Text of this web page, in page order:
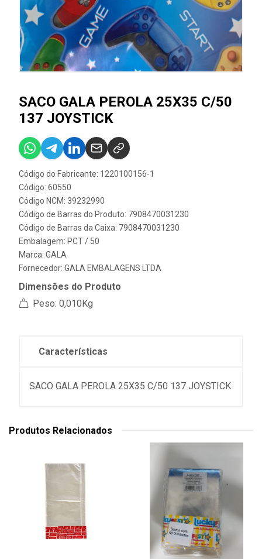
SACO GALA PEROLA 25X35 C/50
137 JOYSTICK
Código do Fabricante: 1220100156-1
Código: 60550
Código NCM: 39232990
Código de Barras do Produto: 7908470031230
Código de Barras da Caixa: 7908470031230
Embalagem: PCT / 50
Marca: GALA
Fornecedor: GALA EMBALAGENS LTDA
Dimensões do Produto
Peso: 0,010Kg
Características
SACO GALA PEROLA 25X35 C/50 137 JOYSTICK
Produtos Relacionados